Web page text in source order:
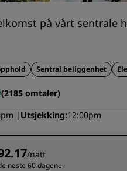
på vårt sentrale
Sentral beliggenhet
(2185 omtaler)
Utsjekking 12:00pm
/natt
neste 60 dagene